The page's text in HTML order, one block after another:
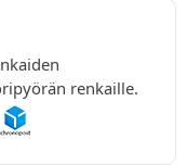
renkaille.